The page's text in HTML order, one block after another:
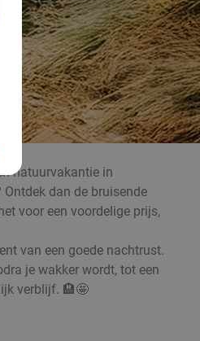
natuurvakantie in
dan de bruisende
voor een voordelige prijs,
van een goede nachtrust.
je wakker wordt, tot een
verblijf. 🏨🤩